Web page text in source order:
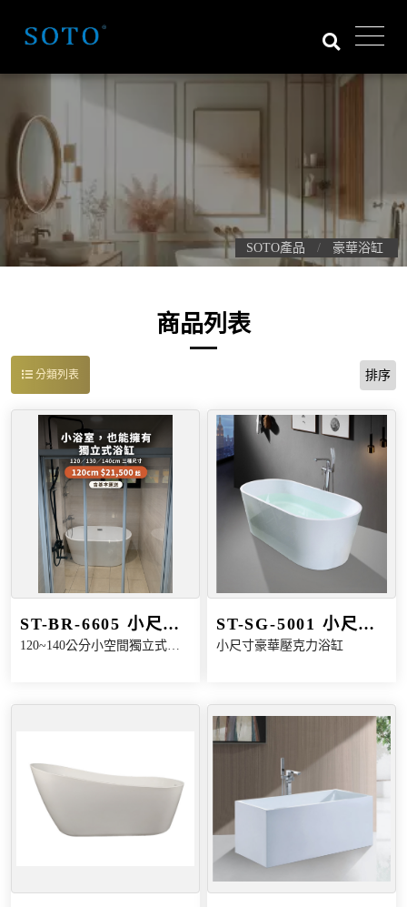
SOTO產品 豪華浴缸
商品列表
分類列表 排序
ST-BR-6605 小尺寸
獨立式浴缸
120~140公分小空間獨立式浴
ST-SG-5001 小尺寸
豪華壓克力浴缸
小尺寸豪華壓克力浴缸